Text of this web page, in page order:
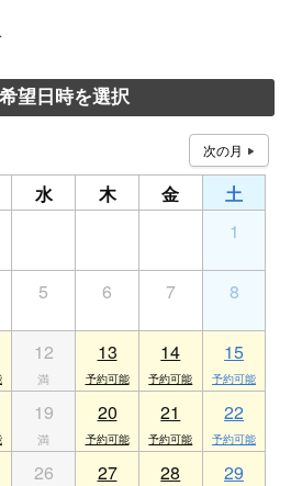
望日時を選択
水 木 金
土
1
5 6 7 8
12 13 14 15
19 20 21 22
26 27 28 29